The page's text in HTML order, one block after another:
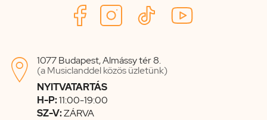

1077 Budapest, Almássy tér 8.
(a Musiclanddel közös üzletünk)
NYITVATARTÁS
H-P:11:00-19:00
SZ-V:ZÁRVA